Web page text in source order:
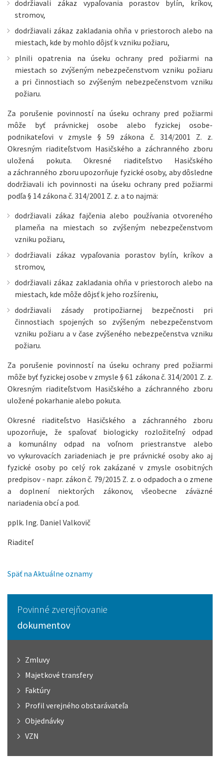
dodržiavali zákaz vypaľovania porastov bylín, kríkov,
stromov,
dodržiavali zákaz zakladania ohňa v priestoroch alebo na
miestach, kde by mohlo dôjsť k vzniku požiaru,
plnili opatrenia na úseku ochrany pred požiarmi na
miestach so zvýšeným nebezpečenstvom vzniku požiaru
a pri činnostiach so zvýšeným nebezpečenstvom vzniku
požiaru.
Za porušenie povinností na úseku ochrany pred požiarmi
môže byť právnickej osobe alebo fyzickej osobe-
podnikateľovi v zmysle § 59 zákona č. 314/2001 Z. z.
Okresným riaditeľstvom Hasičského a záchranného zboru
uložená pokuta. Okresné riaditeľstvo Hasičského
a záchranného zboru upozorňuje fyzické osoby, aby dôsledne
dodržiavali ich povinnosti na úseku ochrany pred požiarmi
podľa § 14 zákona č. 314/2001 Z. z. a to najmä:
dodržiavali zákaz fajčenia alebo používania otvoreného
plameňa na miestach so zvýšeným nebezpečenstvom
vzniku požiaru,
dodržiavali zákaz vypaľovania porastov bylín, kríkov a
stromov,
dodržiavali zákaz zakladania ohňa v priestoroch alebo na
miestach, kde môže dôjsť k jeho rozšíreniu,
dodržiavali zásady protipožiarnej bezpečnosti pri
činnostiach spojených so zvýšeným nebezpečenstvom
vzniku požiaru a v čase zvýšeného nebezpečenstva vzniku
požiaru.
Za porušenie povinností na úseku ochrany pred požiarmi
môže byť fyzickej osobe v zmysle § 61 zákona č. 314/2001 Z. z.
Okresným riaditeľstvom Hasičského a záchranného zboru
uložené pokarhanie alebo pokuta.
Okresné riaditeľstvo Hasičského a záchranného zboru
upozorňuje, že spaľovať biologicky rozložiteľný odpad
a komunálny odpad na voľnom priestranstve alebo
vo vykurovacích zariadeniach je pre právnické osoby ako aj
fyzické osoby po celý rok zakázané v zmysle osobitných
predpisov - napr. zákon č. 79/2015 Z. z. o odpadoch a o zmene
a doplnení niektorých zákonov, všeobecne záväzné
nariadenia obcí a pod.
pplk. Ing. Daniel Valkovič
Riaditeľ
Späť na Aktuálne oznamy
Povinné zverejňovanie
dokumentov
Zmluvy
Majetkové transfery
Faktúry
Profil verejného obstarávateľa
Objednávky
VZN